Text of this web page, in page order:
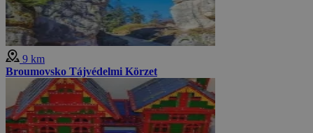
9 km
Broumovsko Tájvédelmi Körzet